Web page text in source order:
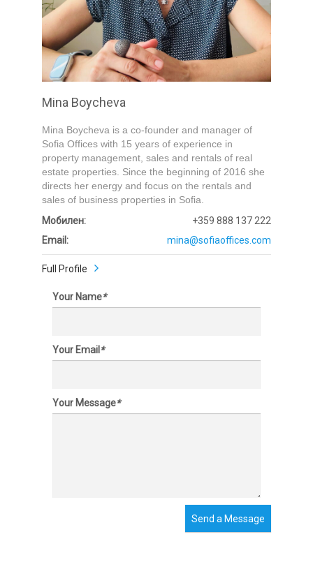
Submit
Mina Boycheva
Mina Boycheva is a co-founder and manager of
Sofia Offices with 15 years of experience in
property management, sales and rentals of real
estate properties. Since the beginning of 2016 she
directs her energy and focus on the rentals and
sales of business properties in Sofia.
Мобилен:
+359 888 137 222
Email:
mina@sofiaoffices.com
Full Profile
Your Name*
Your Email *
Your Message*
Send a Message